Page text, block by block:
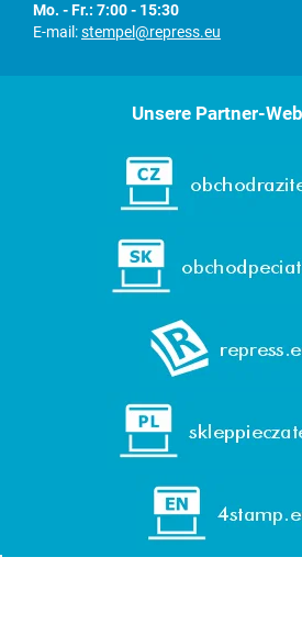
Mo. - Fr.: 7:00 - 15:30
E-mail:stempel@repress.eu
Unsere Partner-